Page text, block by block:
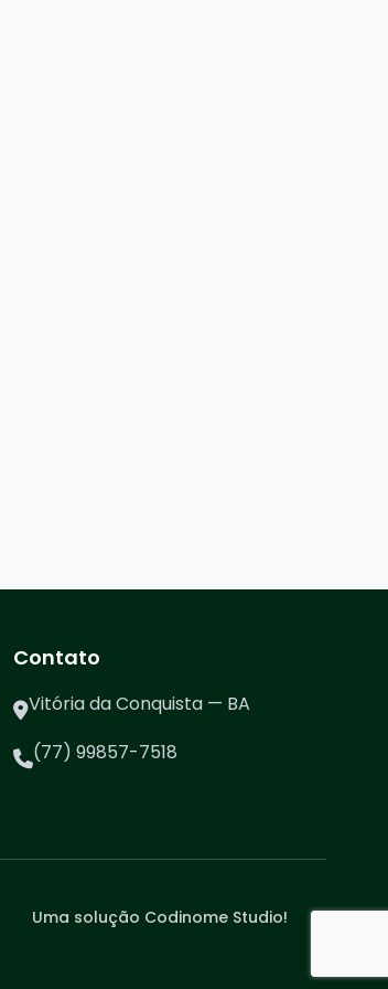
Contato
Vitória da Conquista — BA
(77) 99857-7518
Uma solução Codinome Studio!